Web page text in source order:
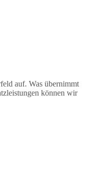
auf. Was übernimmt
können wir